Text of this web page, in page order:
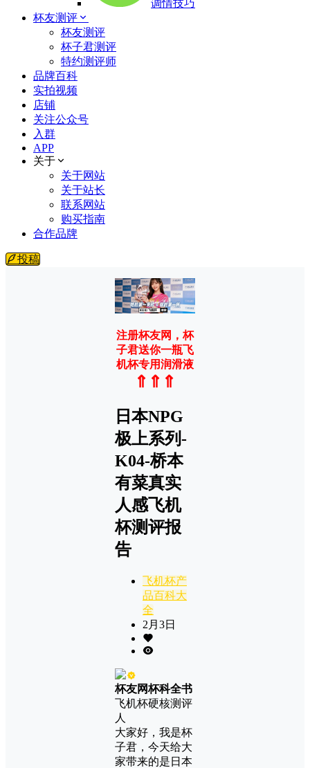
调情技巧
杯友测评
杯友测评
杯子君测评
特约测评师
品牌百科
实拍视频
店铺
关注公众号
入群
APP
关于
关于网站
关于站长
联系网站
购买指南
合作品牌
投稿
注册杯友网，杯
子君送你一瓶飞
机杯专用润滑液
⇑⇑⇑
日本NPG
极上系列-
K04-桥本
有菜真实
人感飞机
杯测评报
告
飞机杯产
品百科大
全
2月3日
杯友网杯科全书
飞机杯硬核测评
人
大家好，我是杯
子君，今天给大
家带来的是日本